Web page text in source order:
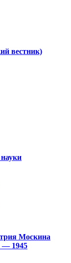
вестник)
Москина
— 1945